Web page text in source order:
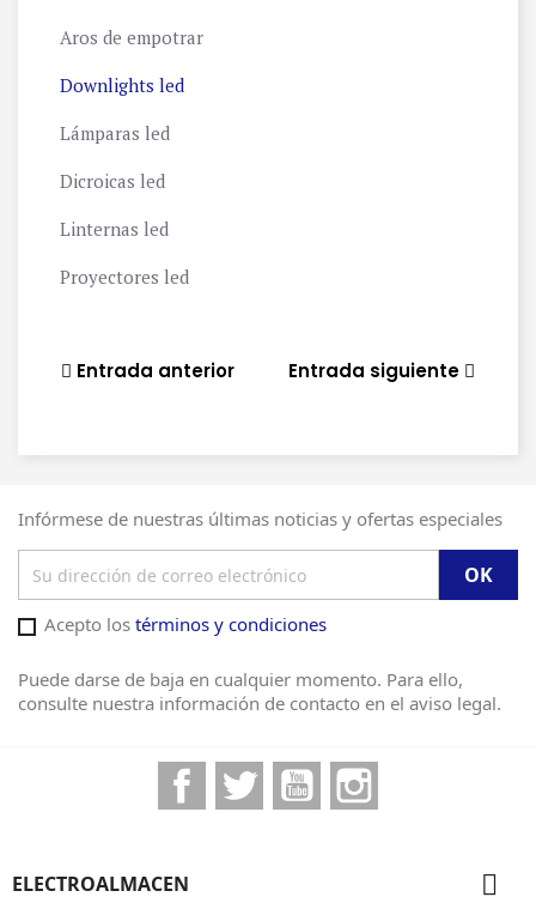
Aros de empotrar
Downlights led
Lámparas led
Dicroicas led
Linternas led
Proyectores led
Entrada anterior Entrada siguiente
Infórmese de nuestras últimas noticias y ofertas especiales
Acepto los términos y condiciones
Puede darse de baja en cualquier momento. Para ello,
consulte nuestra información de contacto en el aviso legal.
FacebookTwitter YouTube
ELECTROALMACEN 